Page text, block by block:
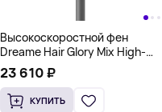
Высокоскоростной фен
Dreame Hair Glory Mix High-
Speed Hair Dryer, серый
23 610 ₽
КУПИТЬ